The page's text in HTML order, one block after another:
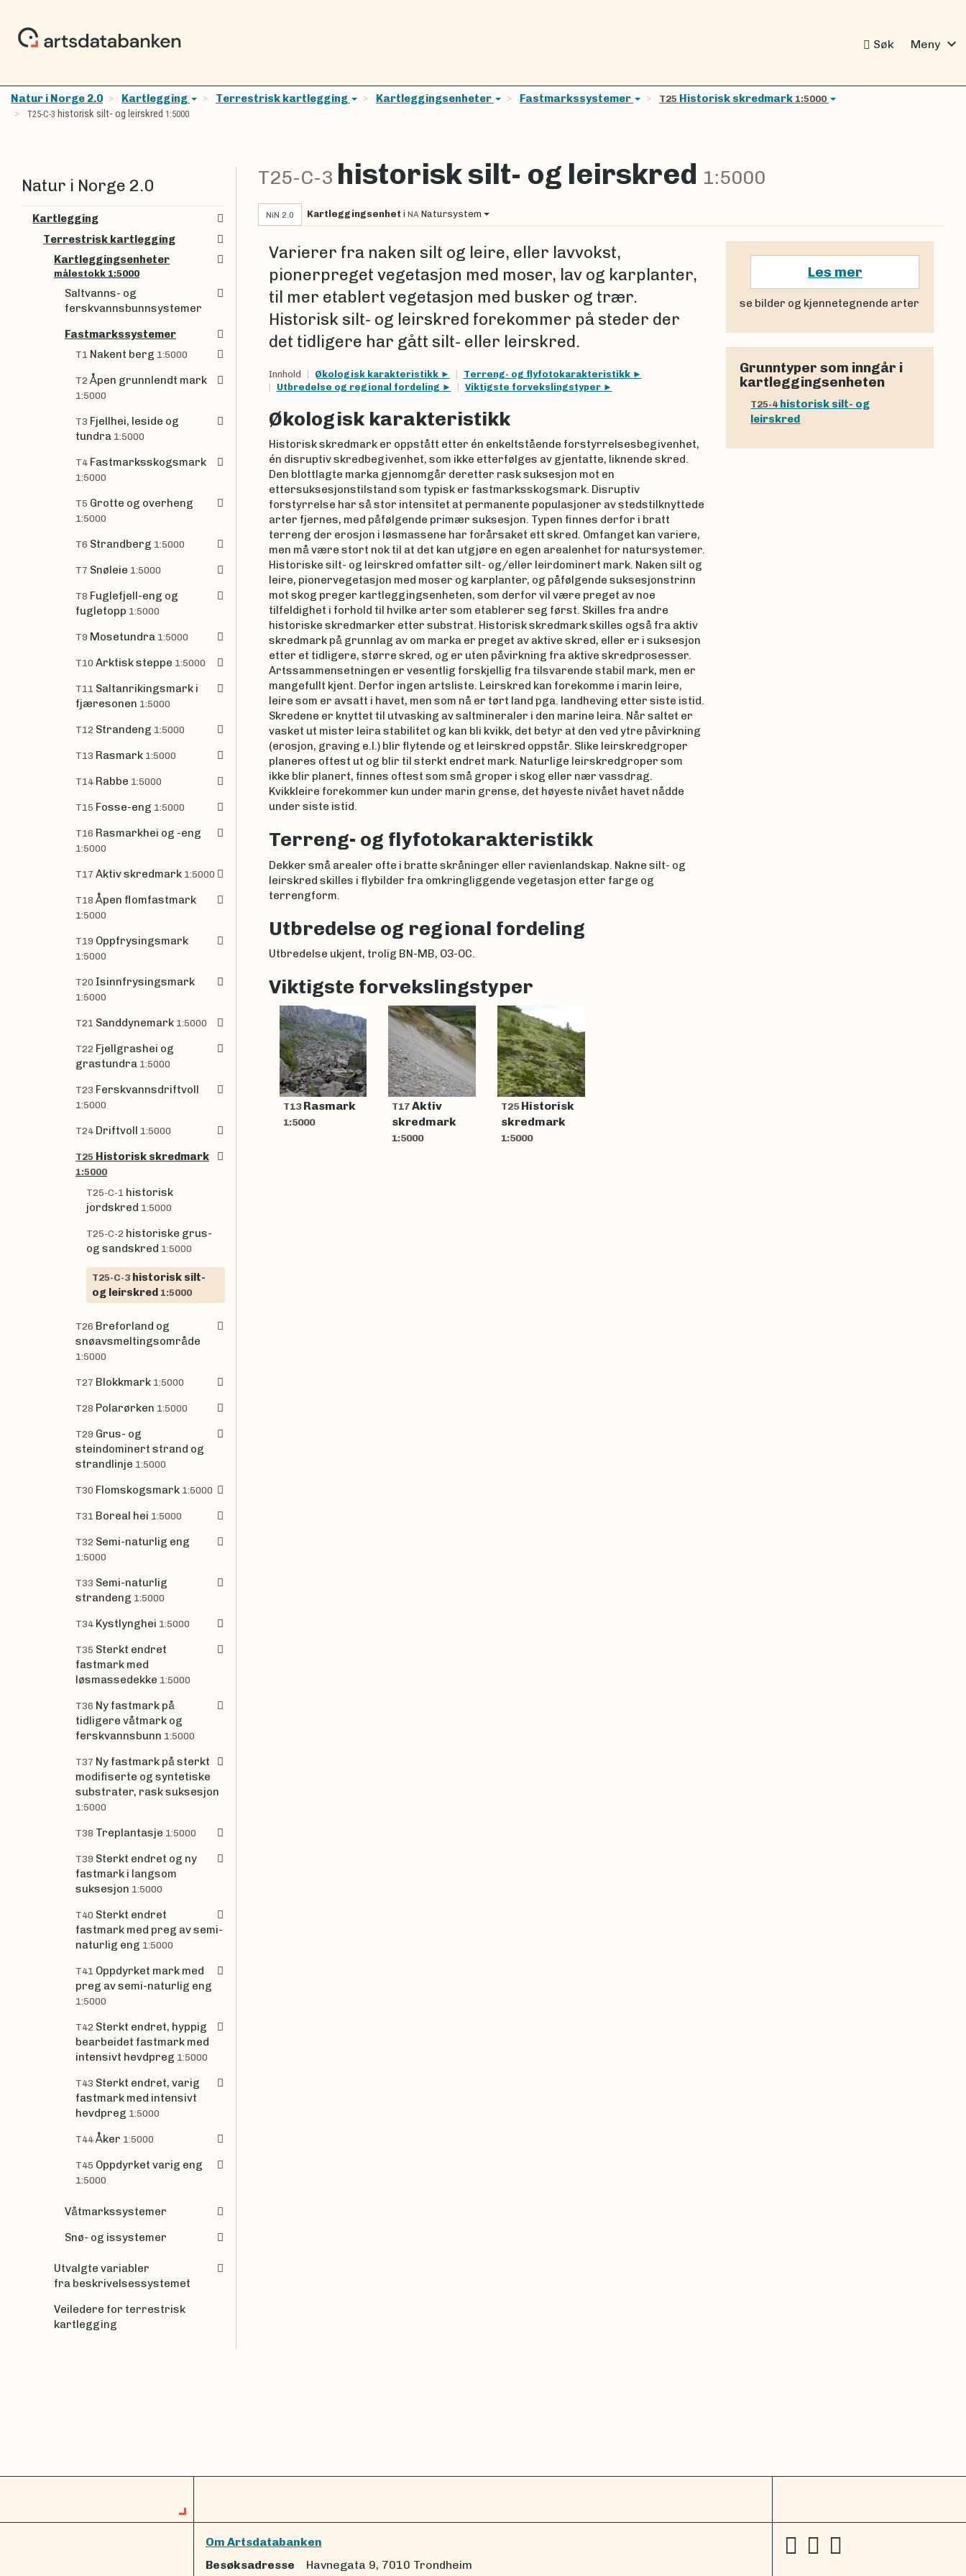
Søk Meny expand_more
Natur i Norge 2.0 Kartlegging Terrestrisk kartlegging Kartleggingsenheter Fastmarkssystemer T25 Historisk skredmark 1:5000
T25-C-3 historisk silt- og leirskred 1:5000
T25-C-3 historisk silt- og leirskred 1:5000
NiN 2.0 Kartleggingsenhet i NA Natursystem
Varierer fra naken silt og leire, eller lavvokst,
pionerpreget vegetasjon med moser, lav og karplanter,
til mer etablert vegetasjon med busker og trær.
Historisk silt- og leirskred forekommer på steder der
det tidligere har gått silt- eller leirskred.
Innhold Økologisk karakteristikk
Terreng- og flyfotokarakteristikk
Utbredelse og regional fordeling
Viktigste forvekslingstyper
Økologisk karakteristikk
Historisk skredmark er oppstått etter én enkeltstående forstyrrelsesbegivenhet,
én disruptiv skredbegivenhet, som ikke etterfølges av gjentatte, liknende skred.
Den blottlagte marka gjennomgår deretter rask suksesjon mot en
ettersuksesjonstilstand som typisk er fastmarksskogsmark. Disruptiv
forstyrrelse har så stor intensitet at permanente populasjoner av stedstilknyttede
arter fjernes, med påfølgende primær suksesjon. Typen finnes derfor i bratt
terreng der erosjon i løsmassene har forårsaket ett skred. Omfanget kan variere,
men må være stort nok til at det kan utgjøre en egen arealenhet for natursystemer.
Historiske silt- og leirskred omfatter silt- og/eller leirdominert mark. Naken silt og
leire, pionervegetasjon med moser og karplanter, og påfølgende suksesjonstrinn
mot skog preger kartleggingsenheten, som derfor vil være preget av noe
tilfeldighet i forhold til hvilke arter som etablerer seg først. Skilles fra andre
historiske skredmarker etter substrat. Historisk skredmark skilles også fra aktiv
skredmark på grunnlag av om marka er preget av aktive skred, eller er i suksesjon
etter et tidligere, større skred, og er uten påvirkning fra aktive skredprosesser.
Artssammensetningen er vesentlig forskjellig fra tilsvarende stabil mark, men er
mangefullt kjent. Derfor ingen artsliste. Leirskred kan forekomme i marin leire,
leire som er avsatt i havet, men som nå er tørt land pga. landheving etter siste istid.
Skredene er knyttet til utvasking av saltmineraler i den marine leira. Når saltet er
vasket ut mister leira stabilitet og kan bli kvikk, det betyr at den ved ytre påvirkning
(erosjon, graving e.l.) blir flytende og et leirskred oppstår. Slike leirskredgroper
planeres oftest ut og blir til sterkt endret mark. Naturlige leirskredgroper som
ikke blir planert, finnes oftest som små groper i skog eller nær vassdrag.
Kvikkleire forekommer kun under marin grense, det høyeste nivået havet nådde
under siste istid.
Terreng- og flyfotokarakteristikk
Dekker små arealer ofte i bratte skråninger eller ravienlandskap. Nakne silt- og
leirskred skilles i flybilder fra omkringliggende vegetasjon etter farge og
terrengform.
Utbredelse og regional fordeling
Utbredelse ukjent, trolig BN-MB, O3-OC.
Viktigste forvekslingstyper
T13Rasmark
1:5000
T17Aktiv
skredmark
1:5000
T25Historisk
skredmark
1:5000
Les mer
se bilder og kjennetegnende arter
Grunntyper som inngår i
kartleggingsenheten
T25-4 historisk silt- og
leirskred
Natur i Norge 2.0
Kartlegging
Terrestrisk kartlegging
Kartleggingsenheter
målestokk 1:5000
Saltvanns- og
ferskvannsbunnsystemer
Fastmarkssystemer
T1 Nakent berg 1:5000
T2Åpen grunnlendt mark
1:5000
T3 Fjellhei, leside og
tundra 1:5000
T4 Fastmarksskogsmark
1:5000
T5 Grotte og overheng
1:5000
T6 Strandberg 1:5000
T7 Snøleie 1:5000
T8 Fuglefjell-eng og
fugletopp 1:5000
T9 Mosetundra 1:5000
T10 Arktisk steppe 1:5000
T11 Saltanrikingsmark i
fjæresonen 1:5000
T12 Strandeng 1:5000
T13 Rasmark 1:5000
T14 Rabbe 1:5000
T15 Fosse-eng 1:5000
T16 Rasmarkhei og -eng
1:5000
T17 Aktiv skredmark 1:5000
T18Åpen flomfastmark
1:5000
T19 Oppfrysingsmark
1:5000
T20 Isinnfrysingsmark
1:5000
T21 Sanddynemark 1:5000
T22 Fjellgrashei og
grastundra 1:5000
T23 Ferskvannsdriftvoll
1:5000
T24 Driftvoll 1:5000
T25 Historisk skredmark
1:5000
T25-C-1 historisk
jordskred 1:5000
T25-C-2 historiske grus-
og sandskred 1:5000
T25-C-3 historisk silt-
og leirskred 1:5000
T26 Breforland og
snøavsmeltingsområde
1:5000
T27 Blokkmark 1:5000
T28 Polarørken 1:5000
T29 Grus- og
steindominert strand og
strandlinje 1:5000
T30 Flomskogsmark 1:5000
T31 Boreal hei 1:5000
T32 Semi-naturlig eng
1:5000
T33 Semi-naturlig
strandeng 1:5000
T34 Kystlynghei 1:5000
T35 Sterkt endret
fastmark med
løsmassedekke 1:5000
T36 Ny fastmark på
tidligere våtmark og
ferskvannsbunn 1:5000
T37 Ny fastmark på sterkt
modifiserte og syntetiske
substrater, rask suksesjon
1:5000
T38 Treplantasje 1:5000
T39 Sterkt endret og ny
fastmark i langsom
suksesjon 1:5000
T40 Sterkt endret
fastmark med preg av semi-
naturlig eng 1:5000
T41 Oppdyrket mark med
preg av semi-naturlig eng
1:5000
T42 Sterkt endret, hyppig
bearbeidet fastmark med
intensivt hevdpreg 1:5000
T43 Sterkt endret, varig
fastmark med intensivt
hevdpreg 1:5000
T44Åker 1:5000
T45 Oppdyrket varig eng
1:5000
Våtmarkssystemer
Snø- og issystemer
Utvalgte variabler
fra beskrivelsessystemet
Veiledere for terrestrisk
kartlegging
Om Artsdatabanken
Besøksadresse
Havnegata 9, 7010 Trondheim